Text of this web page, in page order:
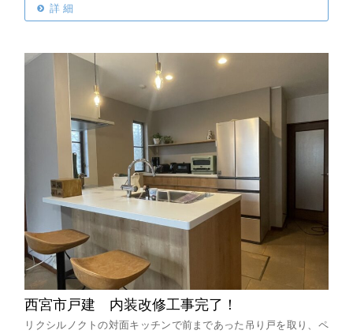
詳 細
西宮市戸建 内装改修工事完了！
リクシルノクトの対面キッチンで前まであった吊り戸を取り、ペ